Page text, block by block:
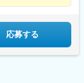
等の社会資本整備、維
きました。
応募する